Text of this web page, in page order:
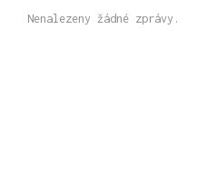
Nenalezeny žádné zprávy.